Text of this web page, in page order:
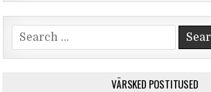
Search for:
VÄRSKED POSTITUSED